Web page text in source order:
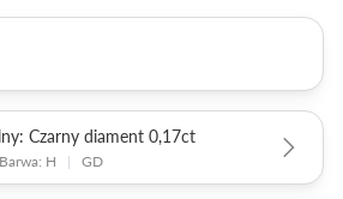
Czarny diament 0,17ct
Barwa: H | GD